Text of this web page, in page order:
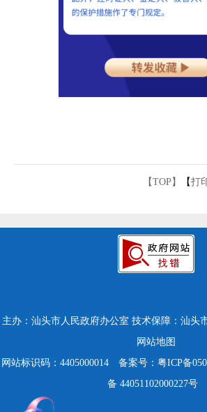
【TOP】 【打
主办：汕头市人民政府办公室 技术保障：汕头
网站地图
网站标识码：4405000014
备案号：粤ICP备
备 44051102000227号